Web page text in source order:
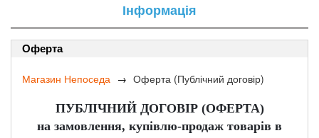
Інформація
Оферта
Магазин Непоседа Оферта (Публічний договір)
ПУБЛІЧНИЙ ДОГОВІР (ОФЕРТА)
на замовлення, купівлю-продаж товарів в